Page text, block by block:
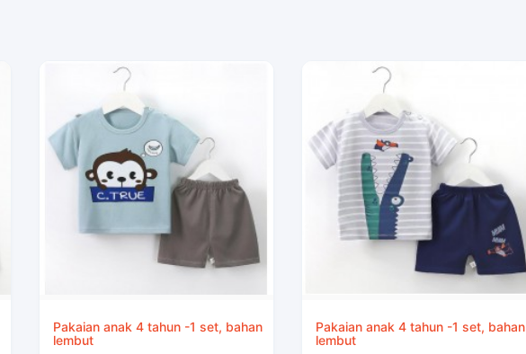
Pakaian anak 4 tahun -1 set, bahan
lembut
Pakaian anak 4 tahun -1 set, bahan
lembut